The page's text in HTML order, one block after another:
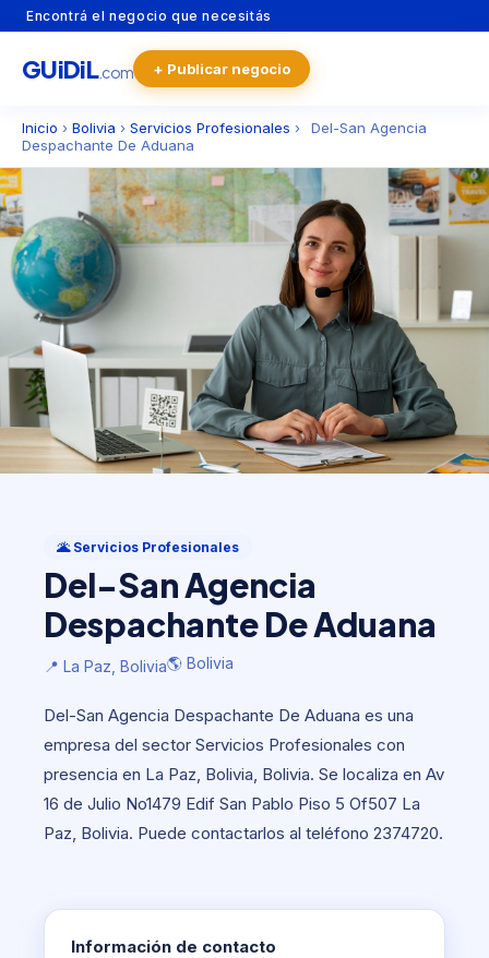
Encontrá el negocio que necesitás
GUiDiL.com + Publicar negocio
Inicio › Bolivia › Servicios Profesionales ›
Del-San Agencia
Despachante De Aduana
Del-San Agencia Despachante De
Aduana
📍 La Paz, Bolivia 🌎 Bolivia
🌋 Servicios Profesionales
Del-San Agencia
Despachante De Aduana
📍 La Paz, Bolivia🌎 Bolivia
Del-San Agencia Despachante De Aduana es una
empresa del sector Servicios Profesionales con
presencia en La Paz, Bolivia, Bolivia. Se localiza en Av
16 de Julio No1479 Edif San Pablo Piso 5 Of507 La
Paz, Bolivia. Puede contactarlos al teléfono 2374720.
Información de contacto